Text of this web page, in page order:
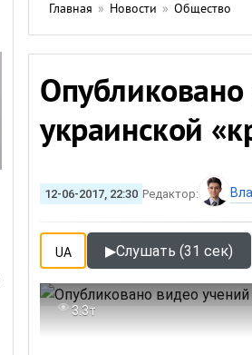
Главная » Новости » Общество
украинской
12-06-2017, 22:30 Редактор:
UA ▶Слушать (31 сек)
3.3т